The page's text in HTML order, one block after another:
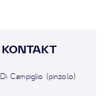
Campiglio (pinzolo)